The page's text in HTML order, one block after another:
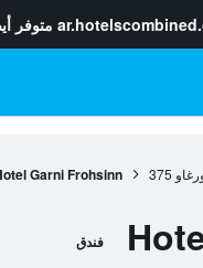
متوفر
375
Garni Frohsinn
فندق